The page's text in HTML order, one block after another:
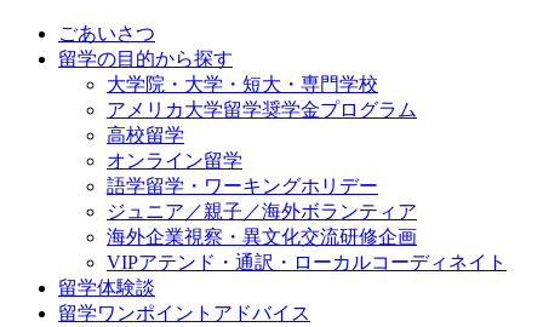
ごあいさつ
留学の目的から探す
大学院・大学・短大・専門学校
アメリカ大学留学奨学金プログラム
高校留学
オンライン留学
語学留学・ワーキングホリデー
ジュニア／親子／海外ボランティア
海外企業視察・異文化交流研修企画
VIPアテンド・通訳・ローカルコーディネイト
留学体験談
留学ワンポイントアドバイス